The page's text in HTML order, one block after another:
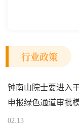
范区生物医药行
行业政策
钟南山院士要进入
申报绿色通道审批
02.13